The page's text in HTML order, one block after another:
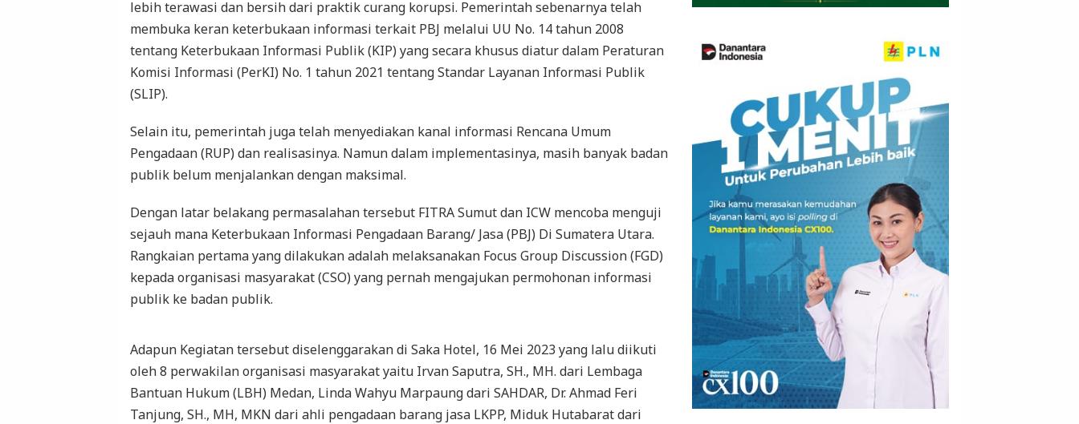
lebih terawasi dan bersih dari praktik curang korupsi. Pemerintah sebenarnya telah
membuka keran keterbukaan informasi terkait PBJ melalui UU No. 14 tahun 2008
tentang Keterbukaan Informasi Publik (KIP) yang secara khusus diatur dalam Peraturan
Komisi Informasi (PerKI) No. 1 tahun 2021 tentang Standar Layanan Informasi Publik
(SLIP).
Selain itu, pemerintah juga telah menyediakan kanal informasi Rencana Umum
Pengadaan (RUP) dan realisasinya. Namun dalam implementasinya, masih banyak badan
publik belum menjalankan dengan maksimal.
Dengan latar belakang permasalahan tersebut FITRA Sumut dan ICW mencoba menguji
sejauh mana Keterbukaan Informasi Pengadaan Barang/ Jasa (PBJ) Di Sumatera Utara.
Rangkaian pertama yang dilakukan adalah melaksanakan Focus Group Discussion (FGD)
kepada organisasi masyarakat (CSO) yang pernah mengajukan permohonan informasi
publik ke badan publik.
Adapun Kegiatan tersebut diselenggarakan di Saka Hotel, 16 Mei 2023 yang lalu diikuti
oleh 8 perwakilan organisasi masyarakat yaitu Irvan Saputra, SH., MH. dari Lembaga
Bantuan Hukum (LBH) Medan, Linda Wahyu Marpaung dari SAHDAR, Dr. Ahmad Feri
Tanjung, SH., MH, MKN dari ahli pengadaan barang jasa LKPP, Miduk Hutabarat dari